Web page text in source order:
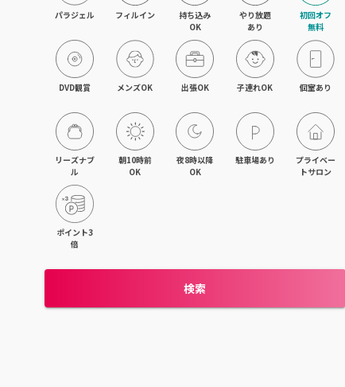
網走・北見
釧路・根室
帯広・十勝
北海道その他
パラジェル フィルイン
持ち込み
OK
やり放題
あり
初回オフ
無料
DVD観賞 メンズOK 出張OK 子連れOK 個室あり
リーズナブ
ル
朝10時前
OK
夜8時以降
OK
駐車場あり
プライベー
トサロン
ポイント3
倍
検索